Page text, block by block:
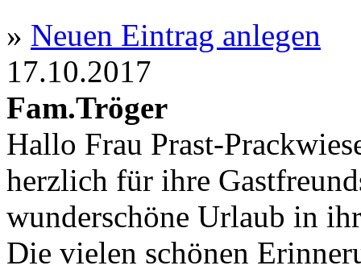
» Neuen Eintrag anlegen
17.10.2017
Fam.Tröger
Hallo Frau Prast-
herzlich für ihre
wunderschöne Urlaub in
Die vielen schönen